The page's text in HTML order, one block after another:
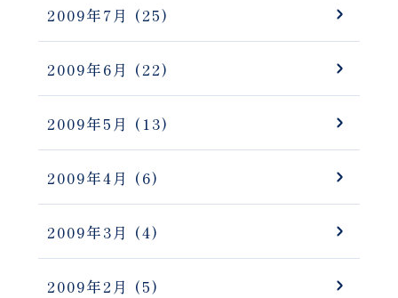
2009年7月 (25)
2009年6月 (22)
2009年5月 (13)
2009年4月 (6)
2009年3月 (4)
2009年2月 (5)